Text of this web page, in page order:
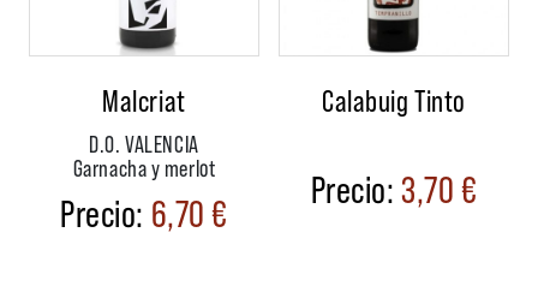
Malcriat
D.O. VALENCIA
Garnacha y merlot
6,70€
Calabuig Tinto
3,70€